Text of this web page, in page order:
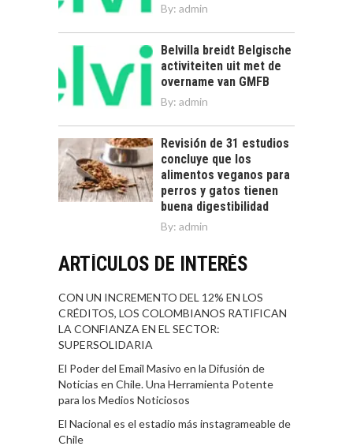
By: admin
Belvilla breidt Belgische
activiteiten uit met de
overname van GMFB
By: admin
Revisión de 31 estudios
concluye que los
alimentos veganos para
perros y gatos tienen
buena digestibilidad
By: admin
ARTÍCULOS DE INTERÉS
CON UN INCREMENTO DEL 12% EN LOS
CRÉDITOS, LOS COLOMBIANOS RATIFICAN
LA CONFIANZA EN EL SECTOR:
SUPERSOLIDARIA
El Poder del Email Masivo en la Difusión de
Noticias en Chile. Una Herramienta Potente
para los Medios Noticiosos
El Nacional es el estadio más instagrameable de
Chile